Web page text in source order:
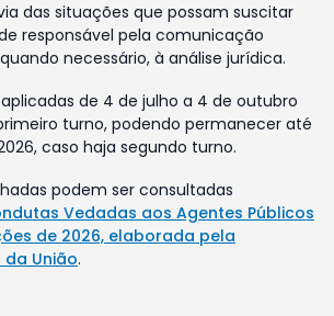
das situações que possam suscitar
responsável pela comunicação
necessário, à análise jurídica.
de 4 de julho a 4 de outubro
turno, podendo permanecer até
caso haja segundo turno.
podem ser consultadas
Vedadas aos Agentes Públicos
de 2026, elaborada pela
União.